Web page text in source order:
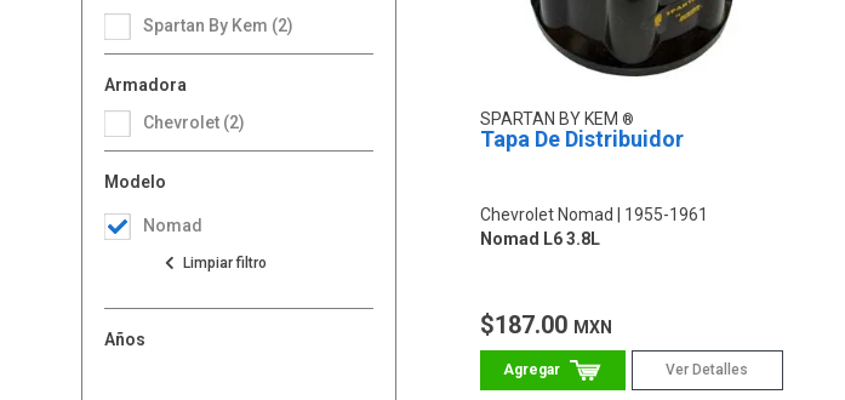
Spartan By Kem (2)
Armadora
Chevrolet (2)
Modelo
Nomad
Años
SPARTAN BY KEM
Tapa De Distribuidor
Chevrolet Nomad
1955-1961
Nomad L6 3.8L
$187.00 MXN
Ver Detalles